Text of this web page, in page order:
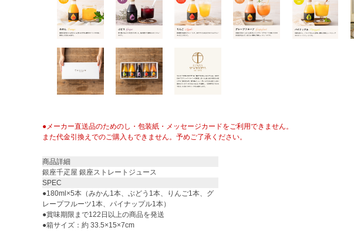
●メーカー直送品のためのし・包装紙・メッセージカードをご利用できません。
また代金引換えでのご購入もできません。予めご了承ください。
商品詳細
銀座千疋屋 銀座ストレートジュース
SPEC
●180ml×5本（みかん1本、ぶどう1本、りんご1本、グ
レープフルーツ1本、パイナップル1本）
●賞味期限まで122日以上の商品を発送
●箱サイズ：約 33.5×15×7cm